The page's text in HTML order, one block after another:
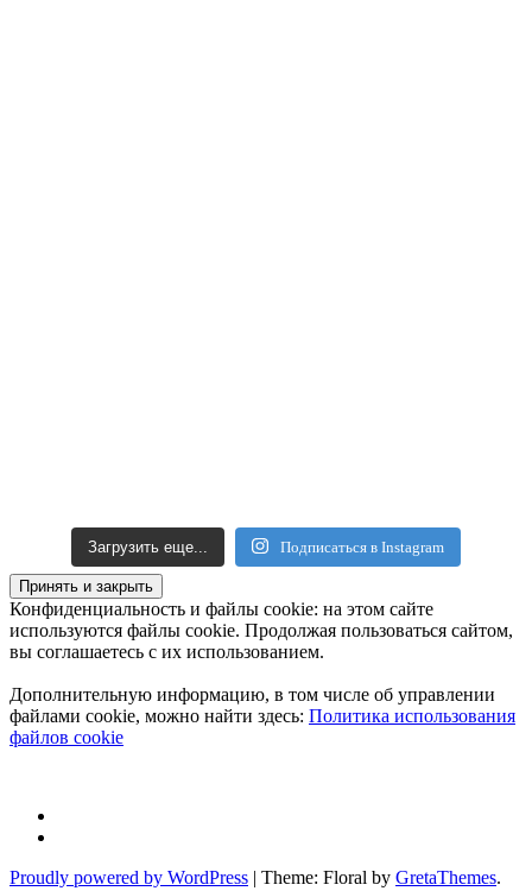
Загрузить еще... Подписаться в Instagram
Конфиденциальность и файлы cookie: на этом сайте
используются файлы cookie. Продолжая пользоваться сайтом,
вы соглашаетесь с их использованием.
Дополнительную информацию, в том числе об управлении
файлами cookie, можно найти здесь: Политика использования
файлов cookie
Proudly powered by WordPress | Theme: Floral by GretaThemes.